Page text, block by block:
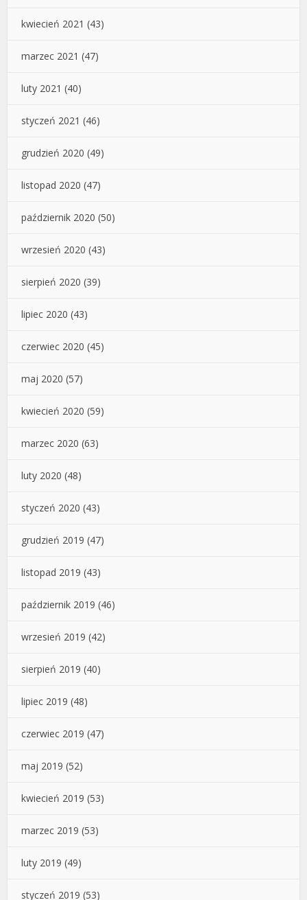
kwiecień 2021 (43)
marzec 2021 (47)
luty 2021 (40)
styczeń 2021 (46)
grudzień 2020 (49)
listopad 2020 (47)
październik 2020 (50)
wrzesień 2020 (43)
sierpień 2020 (39)
lipiec 2020 (43)
czerwiec 2020 (45)
maj 2020 (57)
kwiecień 2020 (59)
marzec 2020 (63)
luty 2020 (48)
styczeń 2020 (43)
grudzień 2019 (47)
listopad 2019 (43)
październik 2019 (46)
wrzesień 2019 (42)
sierpień 2019 (40)
lipiec 2019 (48)
czerwiec 2019 (47)
maj 2019 (52)
kwiecień 2019 (53)
marzec 2019 (53)
luty 2019 (49)
styczeń 2019 (53)